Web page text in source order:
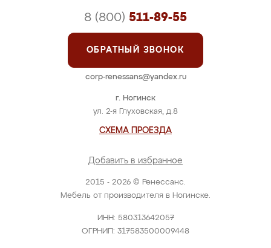
2015 - 2026 © Ренессанс.
Мебель от производителя в Ногинске.
ИНН: 580313642057
ОГРНИП: 317583500009448
г. Ногинск
ул. 2-я Глуховская, д.8
СХЕМА ПРОЕЗДА
Добавить в избранное
8 (800) 511-89-55
ОБРАТНЫЙ ЗВОНОК
corp-renessans@yandex.ru